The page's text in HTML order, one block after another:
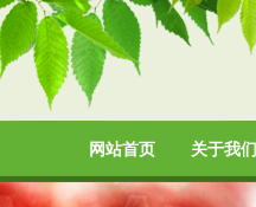
网站首页 关于我们